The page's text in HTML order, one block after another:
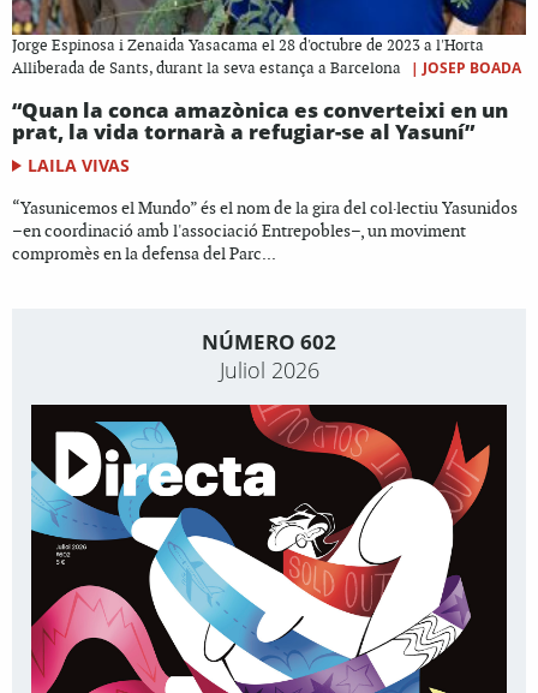
Jorge Espinosa i Zenaida Yasacama el 28 d'octubre de 2023 a l'Horta
Alliberada de Sants, durant la seva estança a Barcelona
| JOSEP BOADA
“Quan la conca amazònica es converteixi en un
prat, la vida tornarà a refugiar-se al Yasuní”
LAILA VIVAS
“Yasunicemos el Mundo” és el nom de la gira del col·lectiu Yasunidos
–en coordinació amb l'associació Entrepobles–, un moviment
compromès en la defensa del Parc...
NÚMERO 602
Juliol 2026